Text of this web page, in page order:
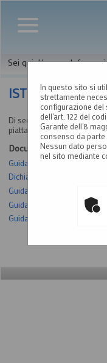
Sei qui: Home»
In questo sito si
strettamente
configurazione del
dell'art. 122 del
Garante dell'8
consenso da parte
Nessun dato
nel sito mediante
ISTRUZIONI E
Di seguito si riportano i
piattaforma telematica
Documenti
Guida alla registrazione al
Dichiarazione sostitutiva
Guida per la presentazione
Guida agli affidamenti diretti
Guida alla compilazione